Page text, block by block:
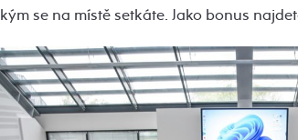
se na místě setkáte. Jako bonus